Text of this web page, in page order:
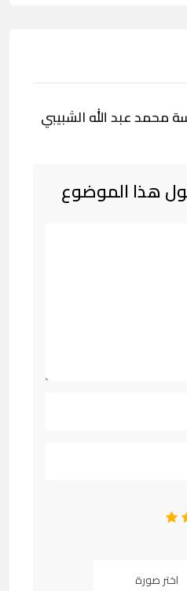
محمد عبد الله الشبيبي
هذا الموضوع
2
اختر صورة